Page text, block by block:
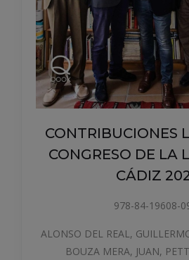
INVASHIÓN. DE
YO VENGO
978-84-19608-
BOUZA MERA,